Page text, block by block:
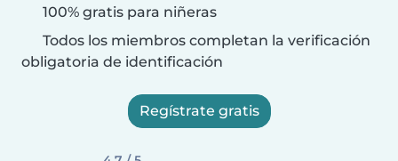
100% gratis para niñeras
Todos los miembros completan la verificación
obligatoria de identificación
Regístrate gratis